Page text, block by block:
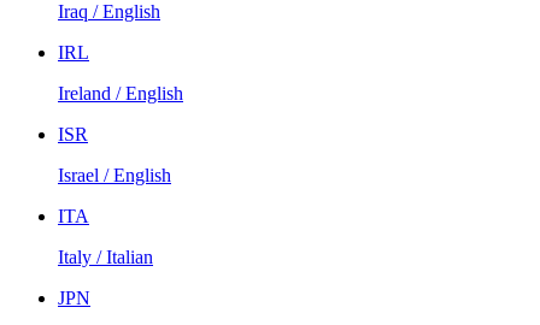
Iraq / English
IRL
Ireland / English
ISR
Israel / English
ITA
Italy / Italian
JPN